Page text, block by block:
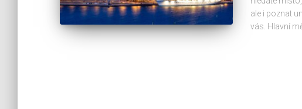
ale i poznat
vás. Hlavní